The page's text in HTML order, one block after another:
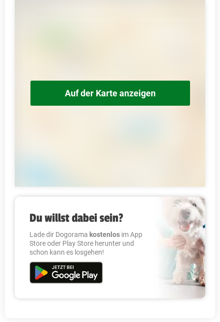
Auf der Karte anzeigen
Du willst dabei sein?
Lade dir Dogorama kostenlos im App
Store oder Play Store herunter und
schon kann es losgehen!